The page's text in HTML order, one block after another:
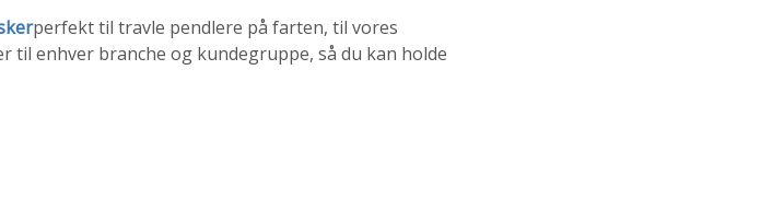
perfekt til travle pendlere på farten, til vores
til enhver branche og kundegruppe, så du kan holde